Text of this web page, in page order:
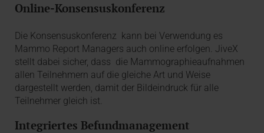
Online-Konsensuskonferenz
Die Konsensuskonferenz kann bei Verwendung es
Mammo Report Managers auch online erfolgen. JiveX
stellt dabei sicher, dass die Mammographieaufnahmen
allen Teilnehmern auf die gleiche Art und Weise
dargestellt werden, damit der Bildeindruck für alle
Teilnehmer gleich ist.
Integriertes Befundmanagement